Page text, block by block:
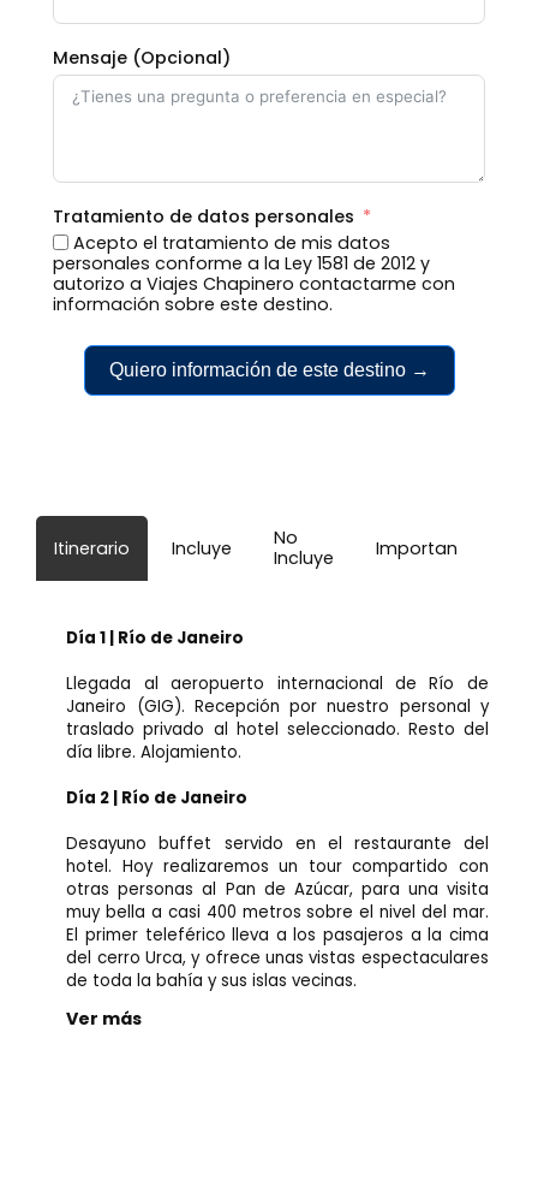
Mensaje (Opcional)
Tratamiento de datos personales
Acepto el tratamiento de mis datos
personales conforme a la Ley 1581 de 2012 y
autorizo a Viajes Chapinero contactarme con
información sobre este destino.
Quiero información de este destino →
Itinerario Incluye
No
Incluye
Importante
Día 1 | Río de Janeiro
Llegada al aeropuerto internacional de Río de
Janeiro (GIG). Recepción por nuestro personal y
traslado privado al hotel seleccionado. Resto del
día libre. Alojamiento.
Día 2 | Río de Janeiro
Desayuno buffet servido en el restaurante del
hotel. Hoy realizaremos un tour compartido con
otras personas al Pan de Azúcar, para una visita
muy bella a casi 400 metros sobre el nivel del mar.
El primer teleférico lleva a los pasajeros a la cima
del cerro Urca, y ofrece unas vistas espectaculares
de toda la bahía y sus islas vecinas.
Ver más